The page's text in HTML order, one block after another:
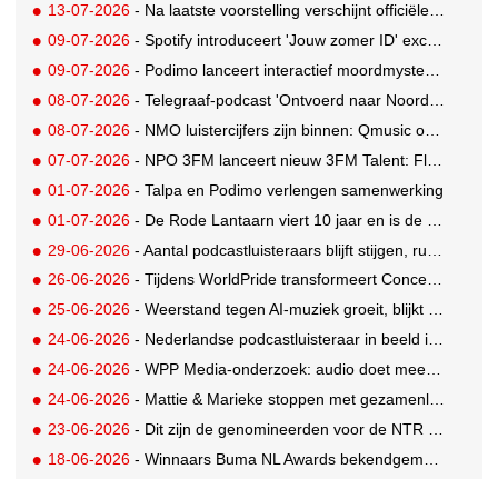
13-07-2026 - Na laatste voorstelling verschijnt officiële podcast over Soldaat van Oranje - De Musical
09-07-2026 - Spotify introduceert 'Jouw zomer ID' exclusief in Nederland
09-07-2026 - Podimo lanceert interactief moordmysterie: luisteraars lossen zelf de moord op
08-07-2026 - Telegraaf-podcast 'Ontvoerd naar Noord-Korea' behaalt miljoen streams binnen zes weken
08-07-2026 - NMO luistercijfers zijn binnen: Qmusic opnieuw grootste, groei voor Veronica
07-07-2026 - NPO 3FM lanceert nieuw 3FM Talent: Flaire
01-07-2026 - Talpa en Podimo verlengen samenwerking
01-07-2026 - De Rode Lantaarn viert 10 jaar en is de langstlopende sportpodcast van Nederland
29-06-2026 - Aantal podcastluisteraars blijft stijgen, ruim helft volwassen Nederlanders luistert regelmatig
26-06-2026 - Tijdens WorldPride transformeert Concertgebouw naar ballroom met orkest en dj
25-06-2026 - Weerstand tegen AI-muziek groeit, blijkt uit onderzoek van NVPI
24-06-2026 - Nederlandse podcastluisteraar in beeld in nieuw grootschalig onderzoek
24-06-2026 - WPP Media-onderzoek: audio doet meer dan alleen lekker meeklinken
24-06-2026 - Mattie & Marieke stoppen met gezamenlijke ochtendshow bij Qmusic
23-06-2026 - Dit zijn de genomineerden voor de NTR Podcastprijs
18-06-2026 - Winnaars Buma NL Awards bekendgemaakt